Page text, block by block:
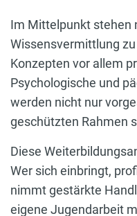
Im Mittelpunkt stehen
Wissensvermittlung
Konzepten vor allem
Psychologische und
werden nicht nur
geschützten Rahmen
Diese
Wer sich einbringt,
nimmt gestärkte
eigene Jugendarbeit